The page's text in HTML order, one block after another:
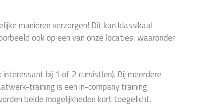
manieren verzorgen! Dit kan klassikaal
ook op een van onze locaties, waaronder
bij 1 of 2 cursist(en). Bij meerdere
training is een in-company training
beide mogelijkheden kort toegelicht.